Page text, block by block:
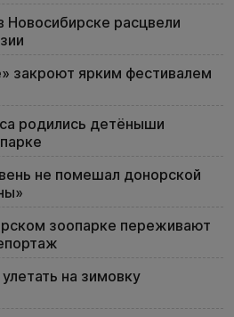
Новосибирске расцвели
закроют ярким фестивалем
родились детёныши
не помешал донорской
зоопарке переживают
на зимовку